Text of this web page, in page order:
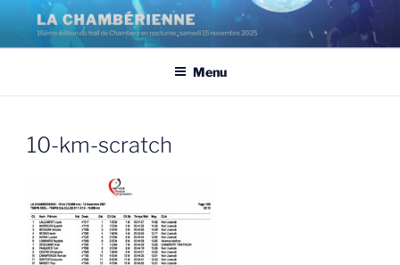
Aller
contenu
Menu
10-km-scratch